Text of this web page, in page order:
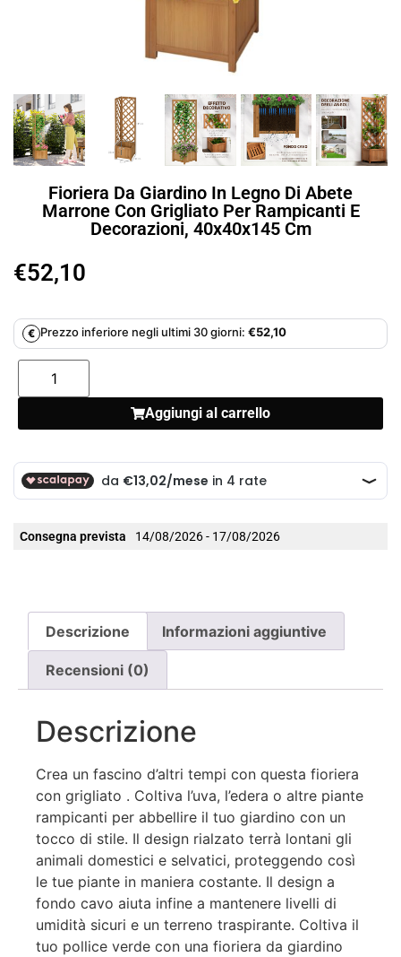
Fioriera Da Giardino In Legno Di Abete
Marrone Con Grigliato Per Rampicanti E
Decorazioni, 40x40x145 Cm
€52,10
€ Prezzo inferiore negli ultimi 30 giorni: €52,10
Aggiungi al carrello
Consegna prevista 14/08/2026 - 17/08/2026
Descrizione Informazioni aggiuntive
Recensioni (0)
Descrizione
Crea un fascino d’altri tempi con questa fioriera
con grigliato . Coltiva l’uva, l’edera o altre piante
rampicanti per abbellire il tuo giardino con un
tocco di stile. Il design rialzato terrà lontani gli
animali domestici e selvatici, proteggendo così
le tue piante in maniera costante. Il design a
fondo cavo aiuta infine a mantenere livelli di
umidità sicuri e un terreno traspirante. Coltiva il
tuo pollice verde con una fioriera da giardino